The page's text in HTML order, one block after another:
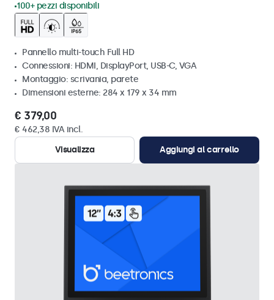
100+ pezzi disponibili
Pannello multi-touch Full HD
Connessioni: HDMI, DisplayPort, USB-C, VGA
Montaggio: scrivania, parete
Dimensioni esterne: 284 x 179 x 34 mm
€ 379,00
€ 462,38 IVA incl.
Visualizza
Aggiungi al carrello